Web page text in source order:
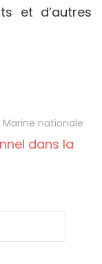
et d’autres
nationale